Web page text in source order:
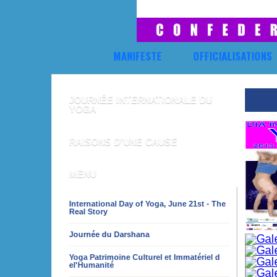
MANIFESTE OFFICIALISATIONS
JOURNÉE INTERNATIONALE DU
YOGA
RAISONS D’UNE CAUSE
MENU
International Day of Yoga, June 21st - The
Real Story
Journée du Darshana
Yoga Patrimoine Culturel et Immatériel d
el'Humanité